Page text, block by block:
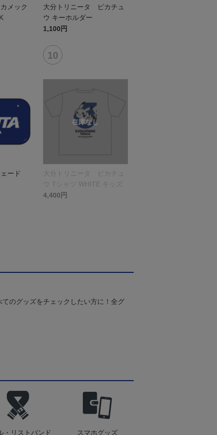
メック
大分トリニータ ピカチュ
ウ キーホルダー
1,100円
ード
大分トリニータ ピカチュ
ウ Tシャツ WHITE キッズ
4,400円
のグッズをチェックしたい方に！全グ
・リストバンド スマホグッズ